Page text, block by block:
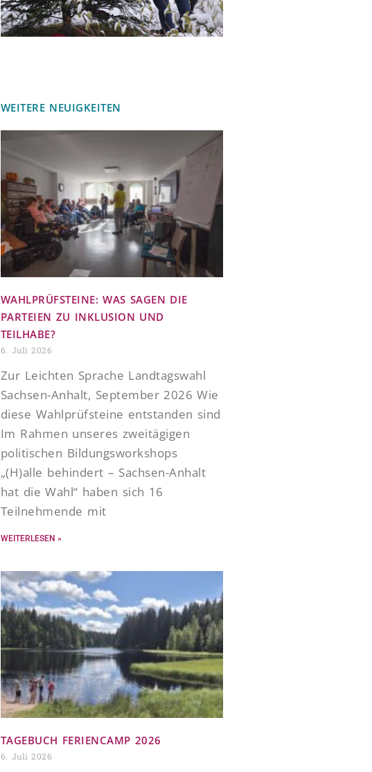
WEITERE NEUIGKEITEN
WAHLPRÜFSTEINE: WAS SAGEN DIE
PARTEIEN ZU INKLUSION UND
TEILHABE?
6. Juli 2026
Zur Leichten Sprache Landtagswahl
Sachsen-Anhalt, September 2026 Wie
diese Wahlprüfsteine entstanden sind
Im Rahmen unseres zweitägigen
politischen Bildungsworkshops
„(H)alle behindert – Sachsen-Anhalt
hat die Wahl“ haben sich 16
Teilnehmende mit
WEITERLESEN »
TAGEBUCH FERIENCAMP 2026
6. Juli 2026